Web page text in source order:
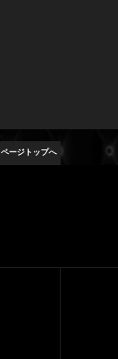
ページトップへ